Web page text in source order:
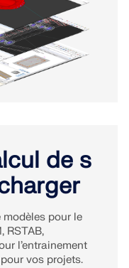
de s
modèles pour le
RSTAB,
l’entrainement
vos projets.